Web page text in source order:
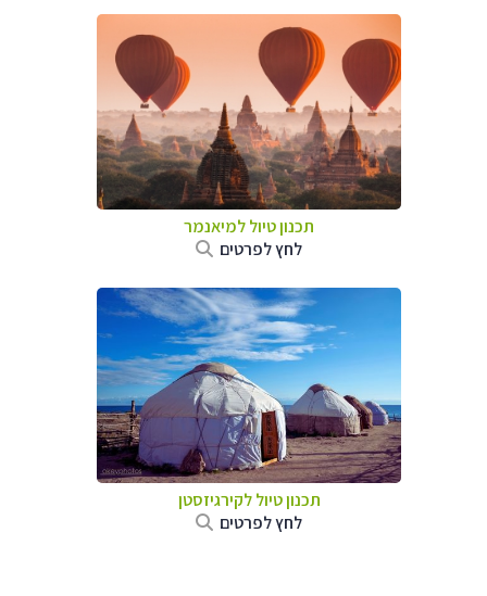
תכנון טיוללמיאנמר
לחץ לפרטים
תכנון טיוללקירגיזסטן
לחץ לפרטים